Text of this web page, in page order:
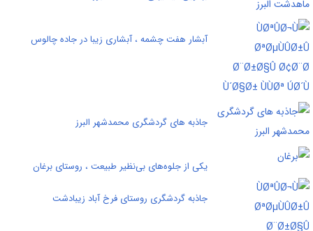
آبشار هفت چشمه ، آبشاری زیبا در جاده‌ چالوس
جاذبه های گردشگری محمدشهر البرز
یکی از جلوه‌های بی‌نظیر طبیعت ، روستای برغان
جاذبه گردشگری روستای فرخ آباد زیبادشت